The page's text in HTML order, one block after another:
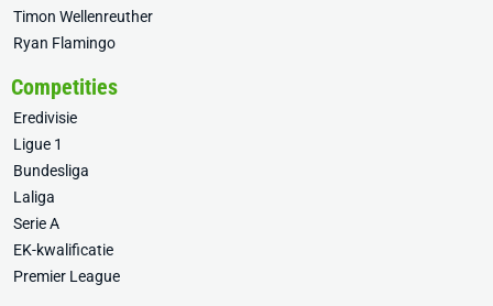
Timon Wellenreuther
Ryan Flamingo
Competities
Eredivisie
Ligue 1
Bundesliga
Laliga
Serie A
EK-kwalificatie
Premier League